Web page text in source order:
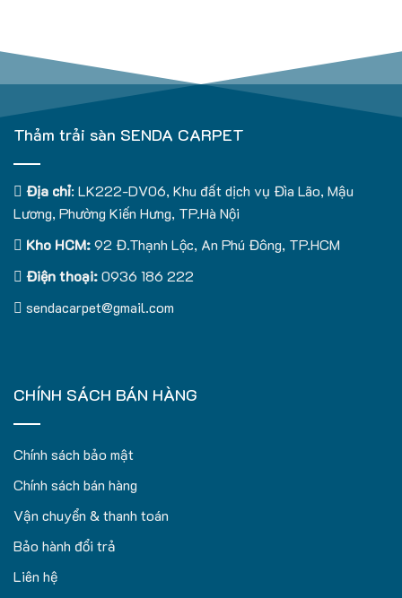
Thảm trải sàn SENDA CARPET
Địa chỉ: LK222-DV06, Khu đất dịch vụ Đìa Lão, Mậu
Lương, Phường Kiến Hưng, TP.Hà Nội
Kho HCM:92 Đ.Thạnh Lộc, An Phú Đông, TP.HCM
Điện thoại:0936 186 222
sendacarpet@gmail.com
CHÍNH SÁCH BÁN HÀNG
Chính sách bảo mật
Chính sách bán hàng
Vận chuyển & thanh toán
Bảo hành đổi trả
Liên hệ